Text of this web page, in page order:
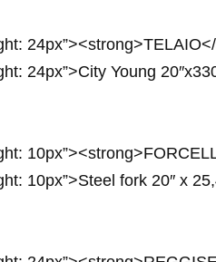
24px”>City Young
10px”>Steel fork 20″ x